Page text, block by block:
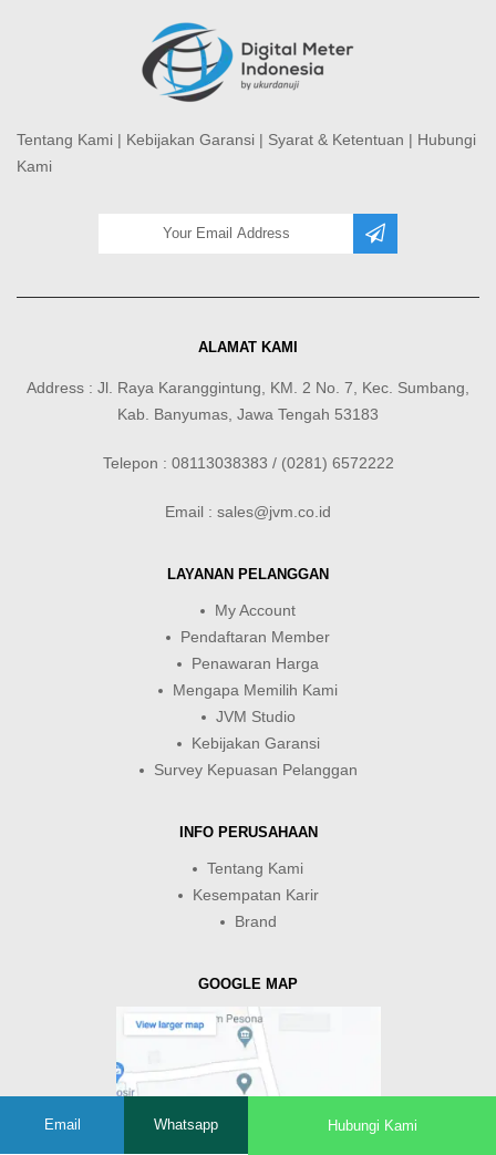
Tentang Kami | Kebijakan Garansi | Syarat & Ketentuan | Hubungi
Kami
ALAMAT KAMI
Address : Jl. Raya Karanggintung, KM. 2 No. 7, Kec. Sumbang,
Kab. Banyumas, Jawa Tengah 53183
Telepon : 08113038383 / (0281) 6572222
Email : sales@jvm.co.id
LAYANAN PELANGGAN
My Account
Pendaftaran Member
Penawaran Harga
Mengapa Memilih Kami
JVM Studio
Kebijakan Garansi
Survey Kepuasan Pelanggan
INFO PERUSAHAAN
Tentang Kami
Kesempatan Karir
Brand
GOOGLE MAP
Email Whatsapp Hubungi Kami